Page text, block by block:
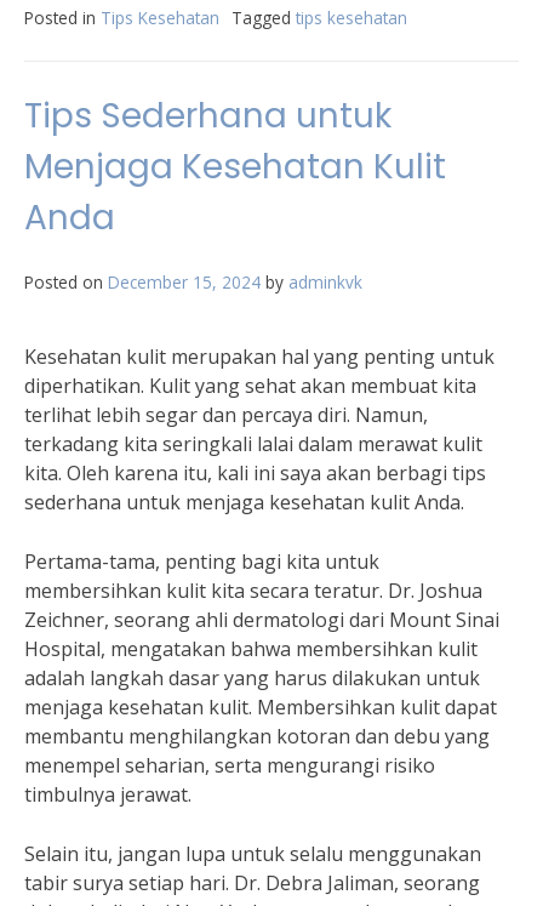
Posted in Tips Kesehatan Tagged tips kesehatan
Tips Sederhana untuk
Menjaga Kesehatan Kulit
Anda
Posted on December 15, 2024 by adminkvk
Kesehatan kulit merupakan hal yang penting untuk
diperhatikan. Kulit yang sehat akan membuat kita
terlihat lebih segar dan percaya diri. Namun,
terkadang kita seringkali lalai dalam merawat kulit
kita. Oleh karena itu, kali ini saya akan berbagi tips
sederhana untuk menjaga kesehatan kulit Anda.
Pertama-tama, penting bagi kita untuk
membersihkan kulit kita secara teratur. Dr. Joshua
Zeichner, seorang ahli dermatologi dari Mount Sinai
Hospital, mengatakan bahwa membersihkan kulit
adalah langkah dasar yang harus dilakukan untuk
menjaga kesehatan kulit. Membersihkan kulit dapat
membantu menghilangkan kotoran dan debu yang
menempel seharian, serta mengurangi risiko
timbulnya jerawat.
Selain itu, jangan lupa untuk selalu menggunakan
tabir surya setiap hari. Dr. Debra Jaliman, seorang